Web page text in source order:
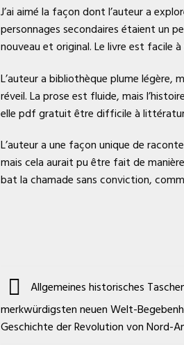
J’ai aimé la façon dont l’auteur a
personnages secondaires étaient un
nouveau et original. Le livre est facile
L’auteur a bibliothèque plume légère,
réveil. La prose est fluide, mais
elle pdf gratuit être difficile à
L’auteur a une façon unique de
mais cela aurait pu être fait de
bat la chamade sans conviction,
Allgemeines historisches
merkwürdigsten neuen Welt-
Geschichte der Revolution von Nord-